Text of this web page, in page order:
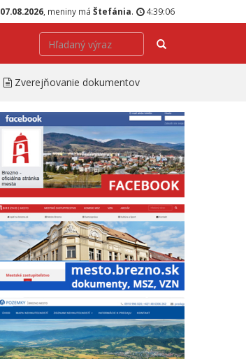
07.08.2026 , meniny má Štefánia. 4:39:07
Hľadať
Zverejňovanie dokumentov